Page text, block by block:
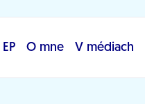
O mne V médiach